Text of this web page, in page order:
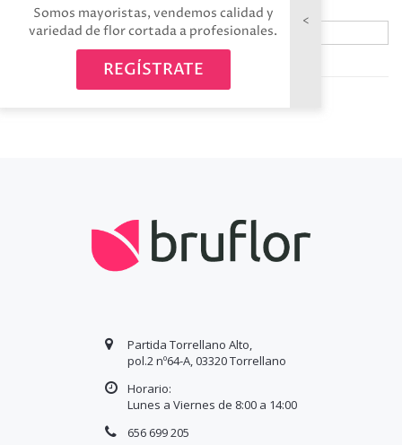
Somos mayoristas, vendemos calidad y
variedad de flor cortada a profesionales.
REGÍSTRATE
Avísame cuando esté disponible
Partida Torrellano Alto,
pol.2 nº64-A, 03320 Torrellano
Horario:
Lunes a Viernes de 8:00 a 14:00
656 699 205